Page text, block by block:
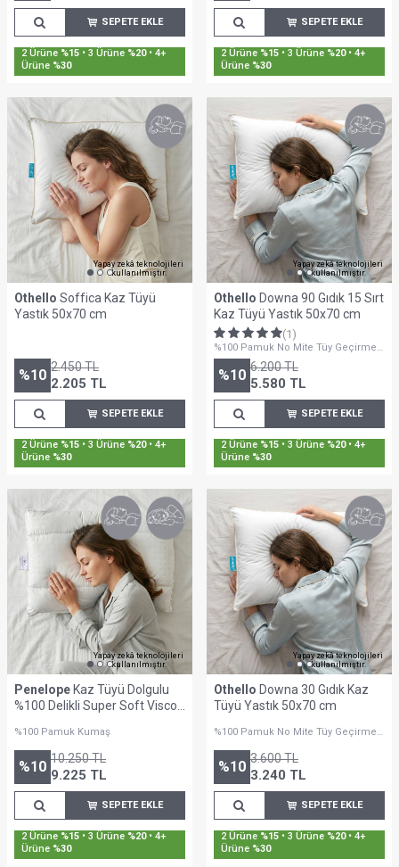
SEPETE EKLE
Sepette %30'a Varan İndirim
SEPETE EKLE
Sepette %30'a Varan İndirim
Yapay zekâ teknolojileri
kullanılmıştır.
Othello Soffica Kaz Tüyü
Yastık 50x70 cm
%10 2.450TL
2.205 TL
SEPETE EKLE
Sepette %30'a Varan İndirim
Yapay zekâ teknolojileri
kullanılmıştır.
Othello Downa 90 Gıdık 15 Sırt
Kaz Tüyü Yastık 50x70 cm
(1)
%100 Pamuk No Mite Tüy Geçirmez
Kumaş
%10 6.200TL
5.580 TL
SEPETE EKLE
Sepette %30'a Varan İndirim
Yapay zekâ teknolojileri
kullanılmıştır.
Penelope Kaz Tüyü Dolgulu
%100 Delikli Super Soft Visco
%100 Pamuk Kumaş
%10 10.250TL
9.225 TL
SEPETE EKLE
Sepette %30'a Varan İndirim
Yapay zekâ teknolojileri
kullanılmıştır.
Othello Downa 30 Gıdık Kaz
Tüyü Yastık 50x70 cm
%100 Pamuk No Mite Tüy Geçirmez
%10 3.600TL
3.240 TL
SEPETE EKLE
Sepette %30'a Varan İndirim